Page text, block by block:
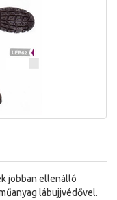
jobban ellenálló
lábujjvédővel.